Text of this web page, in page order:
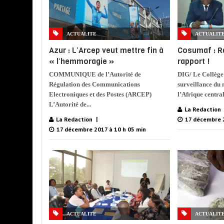
ACTUALITE
Azur : L’Arcep veut mettre fin à
« l’hemmoragie »
COMMUNIQUE de l’Autorité de
Régulation des Communications
Electroniques et des Postes (ARCEP)
L’Autorité de...
La Redaction
17 décembre 2017 à 10 h 05 min
Cosumaf :
rapport !
DIG/ Le
surveillance du
l’Afrique
La Redaction
17 décembre
ACTUALITE